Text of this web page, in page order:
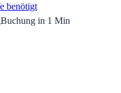
benötigt
Buchung in 1 Min